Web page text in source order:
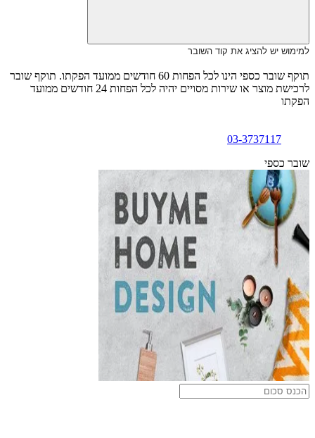
למימוש יש להציג את קוד השובר
תוקף שובר כספי הינו לכל הפחות 60 חודשים ממועד הפקתו. תוקף שובר
לרכישת מוצר או שירות מסויים יהיה לכל הפחות 24 חודשים ממועד
הפקתו
03-3737117
שובר כספי